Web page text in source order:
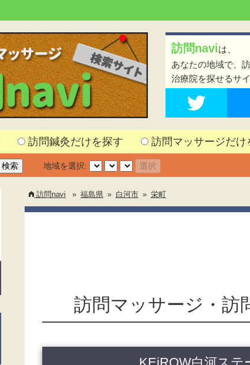
訪問naviは、
あなたの地域で、
治療院を探せるサ
訪問鍼灸だけを探す 訪問マッサージだけ
地域を選択:
訪問navi » 福島県 » 白河市 » 栄町
訪問マッサージ・訪